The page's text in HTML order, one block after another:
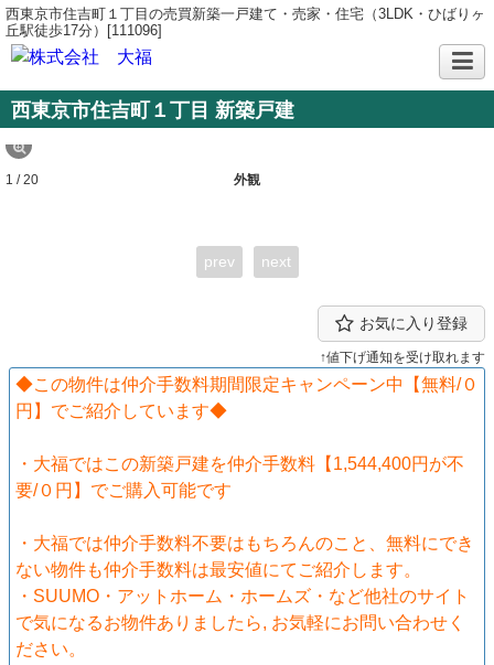
西東京市住吉町１丁目の売買新築一戸建て・売家・住宅（3LDK・ひばりヶ
丘駅徒歩17分）[111096]
西東京市住吉町１丁目 新築戸建
外観
1 / 20
prev next
お気に入り登録
↑値下げ通知を受け取れます
◆この物件は仲介手数料期間限定キャンペーン中【無料/０
円】でご紹介しています◆
・大福ではこの新築戸建を仲介手数料【1,544,400円が不
要/０円】でご購入可能です
・大福では仲介手数料不要はもちろんのこと、無料にでき
ない物件も仲介手数料は最安値にてご紹介します。
・SUUMO・アットホーム・ホームズ・など他社のサイト
で気になるお物件ありましたら, お気軽にお問い合わせく
ださい。